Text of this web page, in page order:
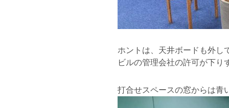
ホントは、天井ボードも外し
ビルの管理会社の許可が下り
打合せスペースの窓からは青